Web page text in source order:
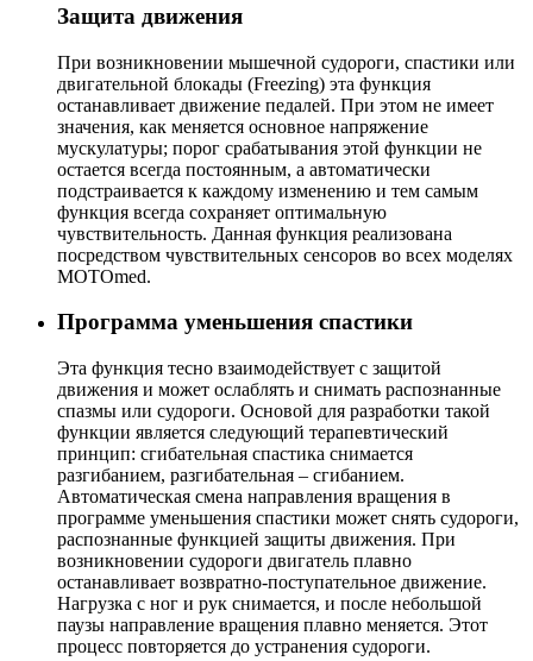
Защита движения
При возникновении мышечной судороги, спастики или
двигательной блокады (Freezing) эта функция
останавливает движение педалей. При этом не имеет
значения, как меняется основное напряжение
мускулатуры; порог срабатывания этой функции не
остается всегда постоянным, а автоматически
подстраивается к каждому изменению и тем самым
функция всегда сохраняет оптимальную
чувствительность. Данная функция реализована
посредством чувствительных сенсоров во всех моделях
MOTOmed.
Программа уменьшения спастики
Эта функция тесно взаимодействует с защитой
движения и может ослаблять и снимать распознанные
спазмы или судороги. Основой для разработки такой
функции является следующий терапевтический
принцип: сгибательная спастика снимается
разгибанием, разгибательная – сгибанием.
Автоматическая смена направления вращения в
программе уменьшения спастики может снять судороги,
распознанные функцией защиты движения. При
возникновении судороги двигатель плавно
останавливает возвратно-поступательное движение.
Нагрузка с ног и рук снимается, и после небольшой
паузы направление вращения плавно меняется. Этот
процесс повторяется до устранения судороги.